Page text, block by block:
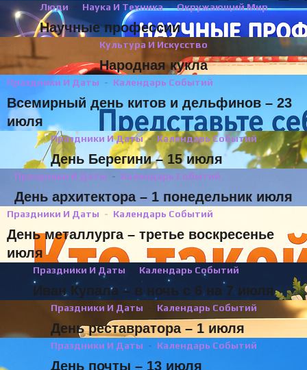
Люди Наука И Техника Окружающий Мир
Научные профессии
Культура И Искусство
Народная кукла
Праздники И Даты Календарь Событий
Всемирный день китов и дельфинов – 23
июля
Праздники И Даты Календарь Событий
День Берегини – 15 июля
Праздники И Даты Календарь Событий
День архитектора – 1 понедельник июля
Праздники И Даты Календарь Событий
День металлурга – третье воскресенье
июля
Праздники И Даты Календарь Событий
Иван Купала – в ночь с 6 на 7 июля
Праздники И Даты Календарь Событий
День реставратора – 1 июля
Праздники И Даты Календарь Событий
День почты – 13 июля